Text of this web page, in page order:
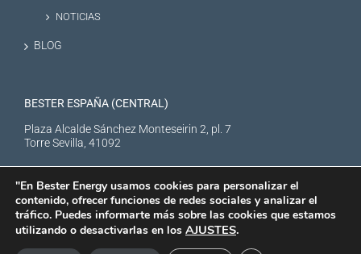
NOTICIAS
BLOG
BESTER ESPAÑA (CENTRAL)
Plaza Alcalde Sánchez Monteseirin 2, pl. 7
Torre Sevilla, 41092
BESTER NEW ENERGY S.L. © Copyright2026 |Aviso Legal
"En Bester Energy usamos cookies para personalizar el
contenido, ofrecer funciones de redes sociales y analizar el
tráfico. Puedes informarte más sobre las cookies que estamos
utilizando o desactivarlas en los AJUSTES.